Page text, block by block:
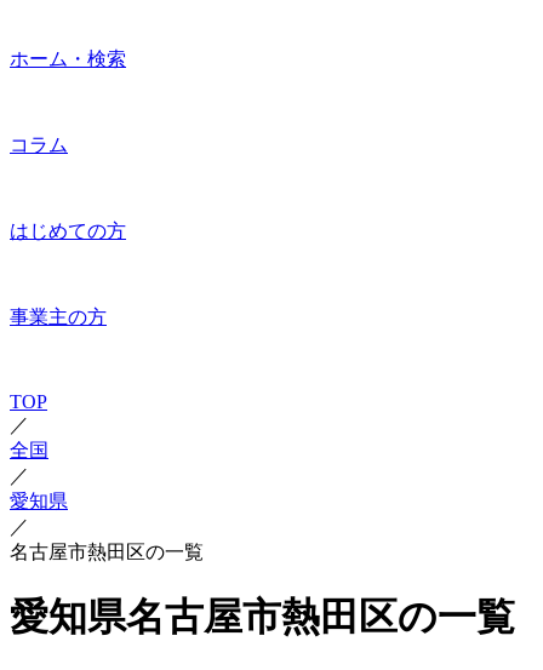
ホーム・検索
コラム
はじめての方
事業主の方
TOP
／
全国
／
愛知県
／
名古屋市熱田区の一覧
愛知県名古屋市熱田区の一覧